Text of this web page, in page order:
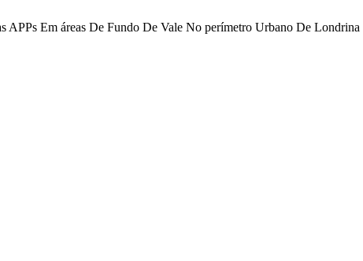
Em áreas De Fundo De Vale No perímetro Urbano De